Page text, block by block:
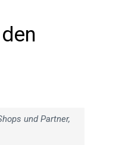
und Partner,